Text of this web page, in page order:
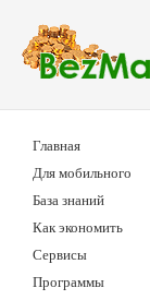
Главная
Для мобильного
База знаний
Как экономить
Сервисы
Программы